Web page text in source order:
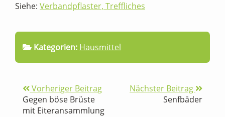
Siehe: Verbandpflaster, Treffliches
Kategorien: Hausmittel
Vorheriger Beitrag
Gegen böse Brüste
mit Eiteransammlung
Nächster Beitrag
Senfbäder